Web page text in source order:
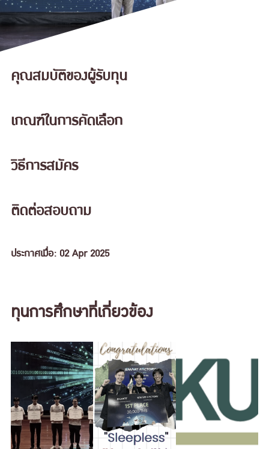
คุณสมบัติของผู้รับทุน
เกณฑ์ในการคัดเลือก
วิธีการสมัคร
ติดต่อสอบถาม
ประกาศเมื่อ: 02 Apr 2025
ทุนการศึกษาที่เกี่ยวข้อง